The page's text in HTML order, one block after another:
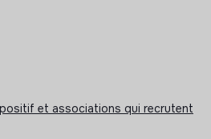
et associations qui recrutent